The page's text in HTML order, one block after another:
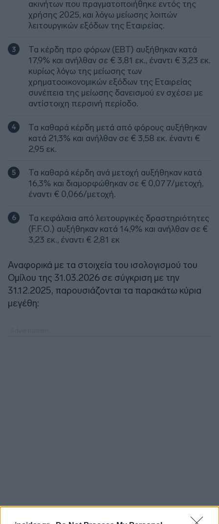
ακινήτων που πραγματοποιήθηκε εντός της
χρήσης 2025, και λόγω μείωσης λοιπών
λειτουργικών εξόδων της Εταιρείας.
Τα κέρδη προ φόρων (EBT) αυξήθηκαν κατά
17,9% και ανήλθαν σε € 3,81 εκ., έναντι € 3,23 εκ.
κυρίως λόγω της μείωσης των
χρηματοοικονομικών εξόδων της Εταιρείας
συνέπεια της μείωσης δανεισμού εν σχέσει με
αντίστοιχη περσινή περίοδο.
Τα καθαρά κέρδη μετά από φόρους αυξήθηκαν
κατά 21,3% και ανήλθαν σε € 3,58 εκ. έναντι €
2,95 εκ.
Τα καθαρά κέρδη ανά μετοχή αυξήθηκαν κατά
16,3% και διαμορφώθηκαν σε € 0,077/μετοχή,
έναντι € 0,066/μετοχή.
Τα κεφάλαια από λειτουργικές δραστηριότητες
(F.F.O.) αυξήθηκαν κατά 14,9% και ανήλθαν σε €
3,23 εκ., έναντι € 2,81 εκ
Αναφορικά με τα στοιχεία του ισολογισμού του
Ομίλου της 31.03.2026 σε σύγκριση με την
31.12.2025, παρουσιάζονται τα παρακάτω κύρια
μεγέθη: